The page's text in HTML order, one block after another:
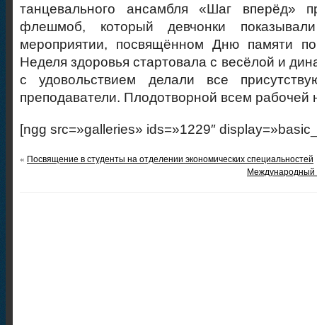
танцевального ансамбля «Шаг вперёд»
флешмоб, который девчонки
мероприятии, посвящённом Дню памяти
Неделя здоровья стартовала с весёлой и
с удовольствием делали все
преподаватели. Плодотворной всем рабочей
[ngg src=»galleries» ids=»1229″
« Посвящение в студенты на отделении экономических специальностей
Международный